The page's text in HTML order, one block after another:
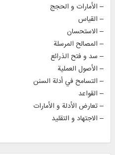
– الأمارات و الحجج
– القياس
– الاستحسان
– المصالح المرسلة
– سد و فتح الذرائع
– الأصول العملية
– التسامح في أدلة السنن
– القواعد
– تعارض الأدلة و الأمارات
– الاجتهاد و التقليد